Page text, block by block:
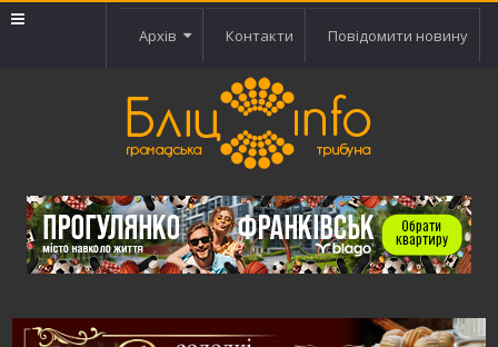
Архів Контакти Повідомити новину